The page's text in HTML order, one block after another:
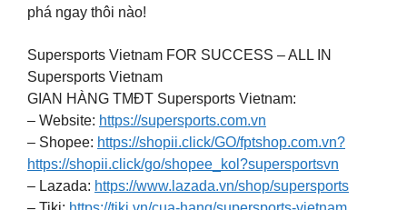
phá ngay thôi nào!
Supersports Vietnam FOR SUCCESS – ALL IN
Supersports Vietnam
GIAN HÀNG TMĐT Supersports Vietnam:
– Website: https://supersports.com.vn
– Shopee: https://shopii.click/GO/fptshop.com.vn?
https://shopii.click/go/shopee_kol?supersportsvn
– Lazada: https://www.lazada.vn/shop/supersports